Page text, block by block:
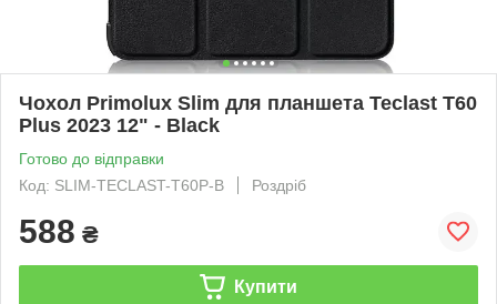
Чохол Primolux Slim для планшета Teclast T60
Plus 2023 12" - Black
Готово до відправки
Код: SLIM-TECLAST-T60P-B
Роздріб
588 ₴
Купити